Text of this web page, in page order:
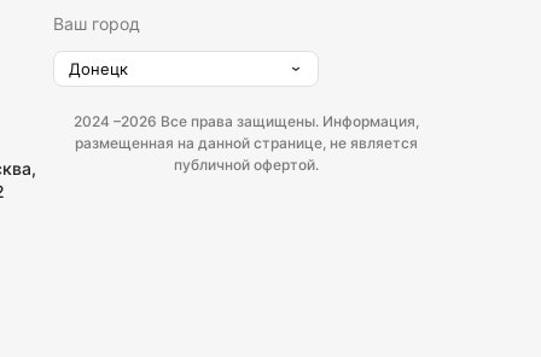
Ваш город
Донецк
2024 –2026 Все права защищены. Информация,
размещенная на данной странице, не является
публичной офертой.